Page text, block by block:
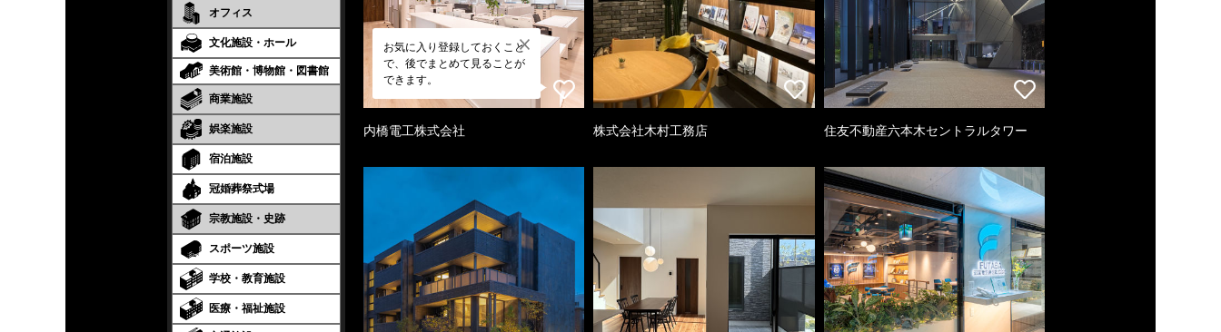
オフィス
文化施設・ホール
美術館・博物館・図書館
商業施設
娯楽施設
宿泊施設
冠婚葬祭式場
宗教施設・史跡
スポーツ施設
学校・教育施設
医療・福祉施設
お気に入り登録しておくこと
で、後でまとめて見ることが
できます。
内橋電工株式会社 株式会社木村工務店 住友不動産六本木セントラルタワー